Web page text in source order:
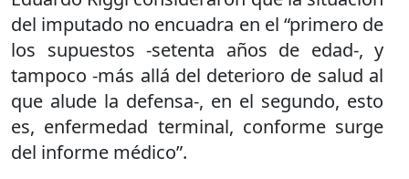
del imputado no encuadra en el “primero de
los supuestos -setenta años de edad-, y
tampoco -más allá del deterioro de salud al
que alude la defensa-, en el segundo, esto
es, enfermedad terminal, conforme surge
del informe médico”.